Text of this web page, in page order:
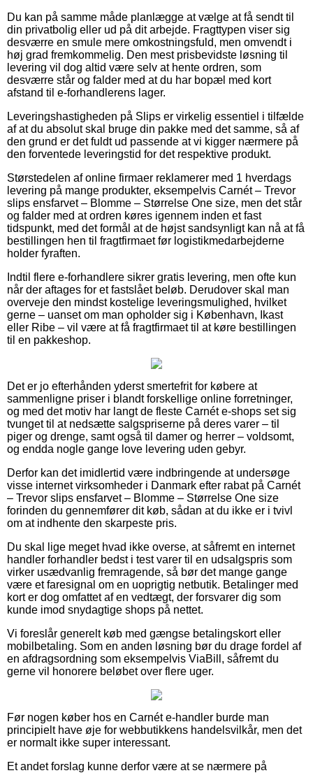
Du kan på samme måde planlægge at vælge at få sendt til
din privatbolig eller ud på dit arbejde. Fragttypen viser sig
desværre en smule mere omkostningsfuld, men omvendt i
høj grad fremkommelig. Den mest prisbevidste løsning til
levering vil dog altid være selv at hente ordren, som
desværre står og falder med at du har bopæl med kort
afstand til e-forhandlerens lager.
Leveringshastigheden på Slips er virkelig essentiel i tilfælde
af at du absolut skal bruge din pakke med det samme, så af
den grund er det fuldt ud passende at vi kigger nærmere på
den forventede leveringstid for det respektive produkt.
Størstedelen af online firmaer reklamerer med 1 hverdags
levering på mange produkter, eksempelvis Carnét – Trevor
slips ensfarvet – Blomme – Størrelse One size, men det står
og falder med at ordren køres igennem inden et fast
tidspunkt, med det formål at de højst sandsynligt kan nå at få
bestillingen hen til fragtfirmaet før logistikmedarbejderne
holder fyraften.
Indtil flere e-forhandlere sikrer gratis levering, men ofte kun
når der aftages for et fastslået beløb. Derudover skal man
overveje den mindst kostelige leveringsmulighed, hvilket
gerne – uanset om man opholder sig i København, Ikast
eller Ribe – vil være at få fragtfirmaet til at køre bestillingen
til en pakkeshop.
Det er jo efterhånden yderst smertefrit for købere at
sammenligne priser i blandt forskellige online forretninger,
og med det motiv har langt de fleste Carnét e-shops set sig
tvunget til at nedsætte salgspriserne på deres varer – til
piger og drenge, samt også til damer og herrer – voldsomt,
og endda nogle gange love levering uden gebyr.
Derfor kan det imidlertid være indbringende at undersøge
visse internet virksomheder i Danmark efter rabat på Carnét
– Trevor slips ensfarvet – Blomme – Størrelse One size
forinden du gennemfører dit køb, sådan at du ikke er i tvivl
om at indhente den skarpeste pris.
Du skal lige meget hvad ikke overse, at såfremt en internet
handler forhandler bedst i test varer til en udsalgspris som
virker usædvanlig fremragende, så bør det mange gange
være et faresignal om en uoprigtig netbutik. Betalinger med
kort er dog omfattet af en vedtægt, der forsvarer dig som
kunde imod snydagtige shops på nettet.
Vi foreslår generelt køb med gængse betalingskort eller
mobilbetaling. Som en anden løsning bør du drage fordel af
en afdragsordning som eksempelvis ViaBill, såfremt du
gerne vil honorere beløbet over flere uger.
Før nogen køber hos en Carnét e-handler burde man
principielt have øje for webbutikkens handelsvilkår, men det
er normalt ikke super interessant.
Et andet forslag kunne derfor være at se nærmere på